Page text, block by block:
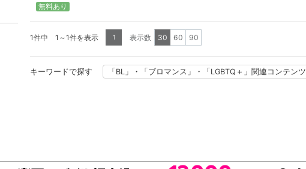
無料あり
1件中 1～1件を表示 1 表示数 30 60 90
キーワードで探す 「BL」・「ブロマンス」・「LGBTQ＋」関連コンテンツ